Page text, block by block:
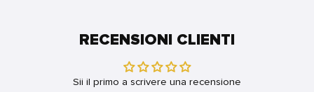
RECENSIONI CLIENTI
Sii il primo a scrivere una recensione